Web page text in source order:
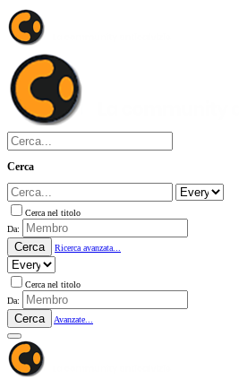
Cerca
Cerca nel titolo
Da:
Cerca Ricerca avanzata...
Cerca nel titolo
Da:
Cerca Avanzate...